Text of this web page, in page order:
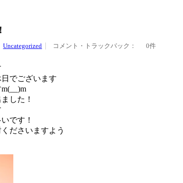
Uncategorized コメント・トラックバック： 0件
でございます
した！
です！
ださいますよう